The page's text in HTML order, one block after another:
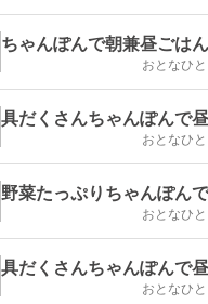
ちゃんぽんで朝兼昼ごはん
おとなひ
具だくさんちゃんぽんで昼
おとなひ
野菜たっぷりちゃんぽんで
おとなひ
具だくさんちゃんぽんで昼
おとなひ